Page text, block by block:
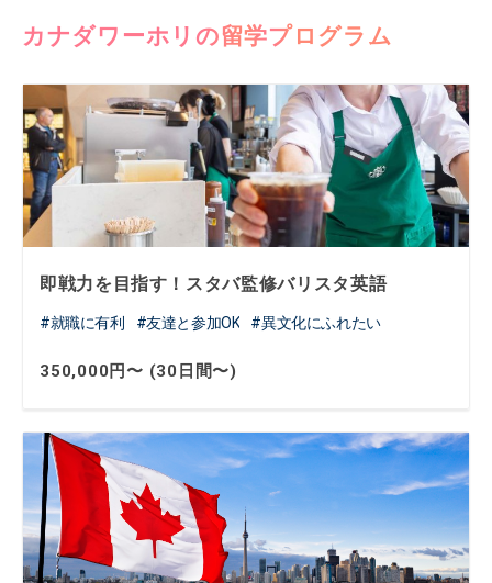
カナダワーホリの留学プログラム
即戦力を目指す！スタバ監修バリスタ英語
就職に有利 友達と参加OK 異文化にふれたい
350,000円〜 (30日間〜)